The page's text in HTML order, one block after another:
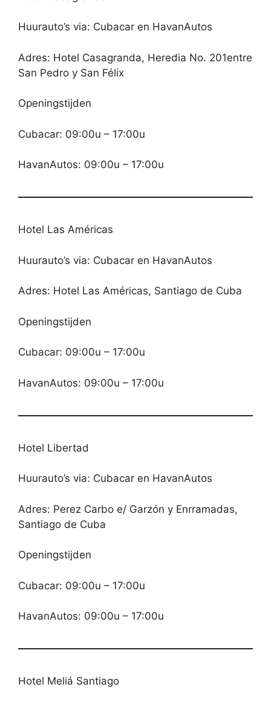
Huurauto’s via: Cubacar en HavanAutos
Adres: Hotel Casagranda, Heredia No. 201entre
San Pedro y San Félix
Openingstijden
Cubacar: 09:00u – 17:00u
HavanAutos: 09:00u – 17:00u
Hotel Las Américas
Huurauto’s via: Cubacar en HavanAutos
Adres: Hotel Las Américas, Santiago de Cuba
Openingstijden
Cubacar: 09:00u – 17:00u
HavanAutos: 09:00u – 17:00u
Hotel Libertad
Huurauto’s via: Cubacar en HavanAutos
Adres: Perez Carbo e/ Garzón y Enrramadas,
Santiago de Cuba
Openingstijden
Cubacar: 09:00u – 17:00u
HavanAutos: 09:00u – 17:00u
Hotel Meliá Santiago